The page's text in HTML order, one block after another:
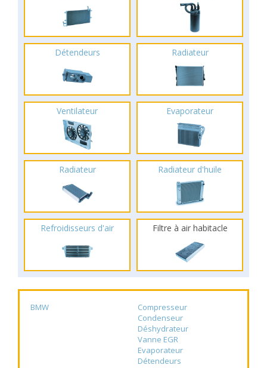
Détendeurs Radiateur
Ventilateur Evaporateur
Radiateur Radiateur d'huile
Refroidisseurs d'air Filtre à air habitacle
BMW
Compresseur
Condenseur
Déshydrateur
Vanne EGR
Evaporateur
Détendeurs